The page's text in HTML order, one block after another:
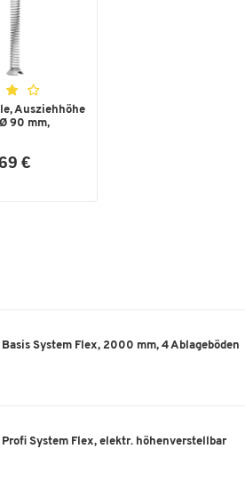
Ausziehhöhe
90 mm,
€
System Flex, 2000 mm, 4 Ablageböden
System Flex, elektr. höhenverstellbar